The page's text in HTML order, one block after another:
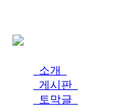
소개
게시판
토막글